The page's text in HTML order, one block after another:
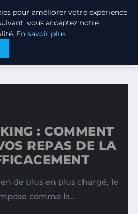
PLANIFIER VOS REPAS DE LA…
: COMMENT
REPAS DE LA
de plus en plus chargé, le
comme la…
pour améliorer votre expérience
vous acceptez notre
En savoir plus